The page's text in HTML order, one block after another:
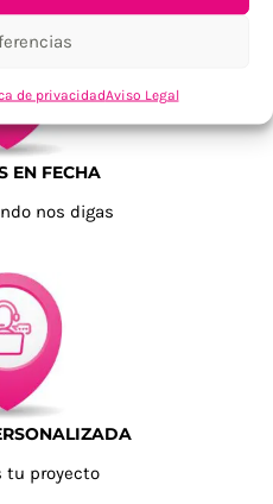
de privacidadAviso Legal
EN FECHA
nos digas
tu proyecto